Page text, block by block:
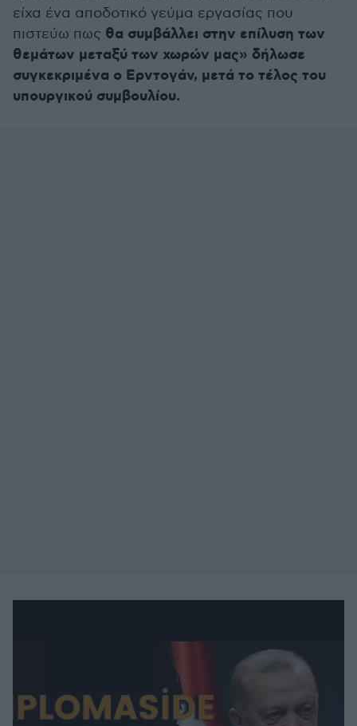
είχα ένα αποδοτικό γεύμα εργασίας που
πιστεύω πως θα συμβάλλει στην επίλυση των
θεμάτων μεταξύ των χωρών μας» δήλωσε
συγκεκριμένα ο Ερντογάν, μετά το τέλος του
υπουργικού συμβουλίου.